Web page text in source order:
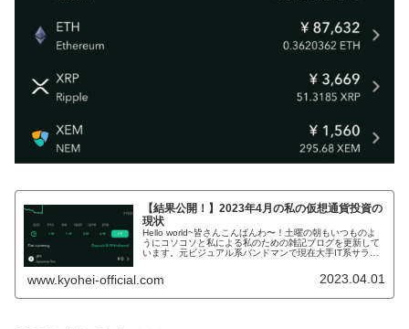
【結果公開！】2023年4月の私の仮想通貨投資の
現状
Hello world~皆さんこんばんわ〜！土曜の朝もいつものよ
うにコソコソと私による私のための雑記ブログを更新して
います。元ビジュアル系バンドマンで現在大手IT系サラリ
www.kyohei-official.com 2023.04.01